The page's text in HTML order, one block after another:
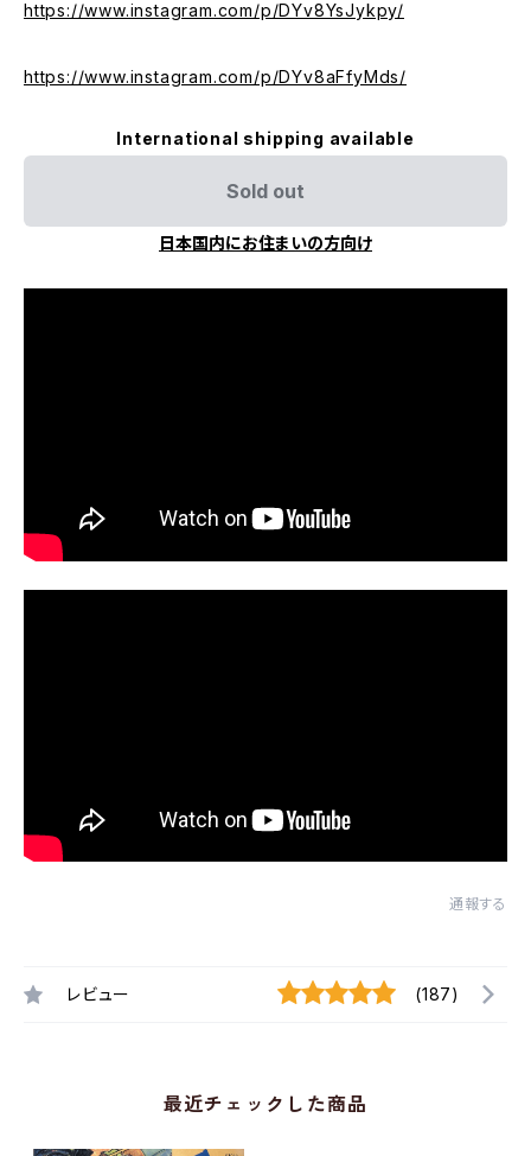
https://www.instagram.com/p/DYv8YsJykpy/
https://www.instagram.com/p/DYv8aFfyMds/
International shipping available
Sold out
日本国内にお住まいの方向け
通報する
レビュー (187)
最近チェックした商品